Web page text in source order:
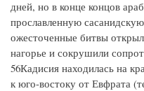
дней, но в конце концов
прославленную
ожесточенные битвы
нагорье и сокрушили
56Кадисия находилась на
к юго-востоку от Евфрата